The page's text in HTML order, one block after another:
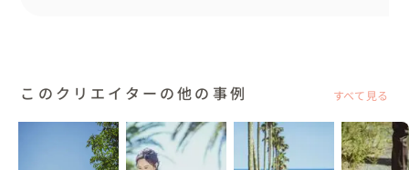
このクリエイターの他の事例 すべて見る